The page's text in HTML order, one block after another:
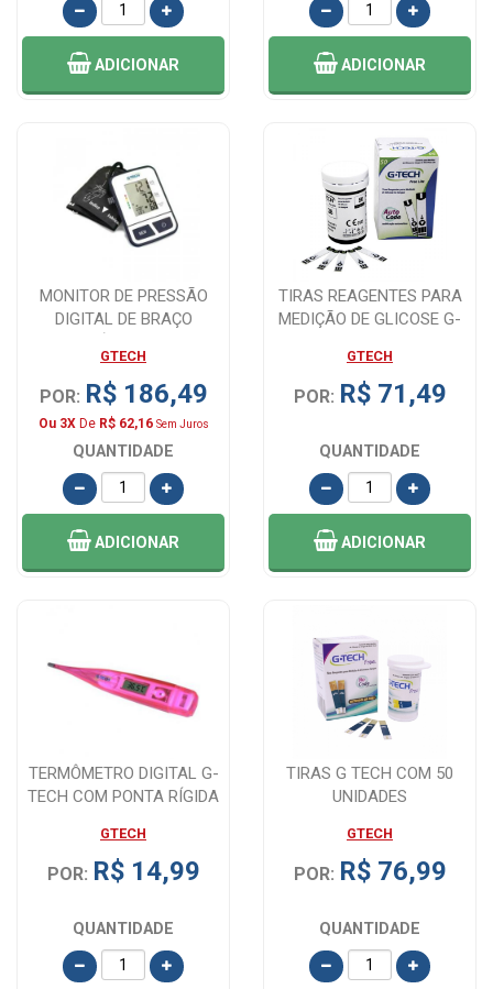
ADICIONAR ADICIONAR
MONITOR DE PRESSÃO
DIGITAL DE BRAÇO
GTECH
POR: R$ 186,49
Ou 3XDe R$ 62,16 Sem Juros
QUANTIDADE
ADICIONAR
TIRAS REAGENTES PARA
MEDIÇÃO DE GLICOSE G-
GTECH
POR: R$ 71,49
QUANTIDADE
ADICIONAR
TERMÔMETRO DIGITAL G-
TECH COM PONTA RÍGIDA
GTECH
POR: R$ 14,99
QUANTIDADE
TIRAS G TECH COM 50
UNIDADES
GTECH
POR: R$ 76,99
QUANTIDADE